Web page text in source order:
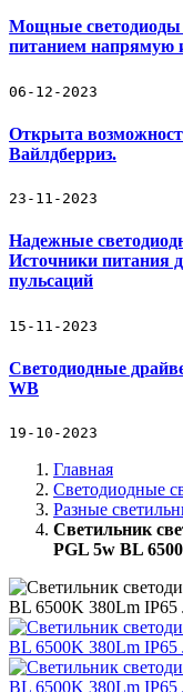
Мощные светодиоды
питанием напрямую
06-12-2023
Открыта
Вайлдберриз.
23-11-2023
Надежные
Источники питания
пульсаций
15-11-2023
Светодиодные
WB
19-10-2023
Главная
Светодиодные
Разные
Светильник
PGL 5w BL